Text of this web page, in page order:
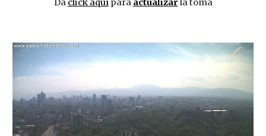
Da click aquí para actualizar la toma